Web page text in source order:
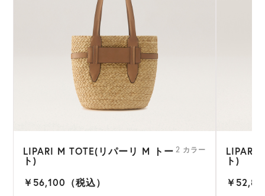
LIPARI M TOTE(リパーリ M トー
ト)
2 カラー
￥56,100（税込）
LIPARI
ト)
￥